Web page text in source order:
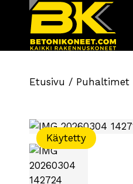
Etusivu / Puhaltimet
Käytetty